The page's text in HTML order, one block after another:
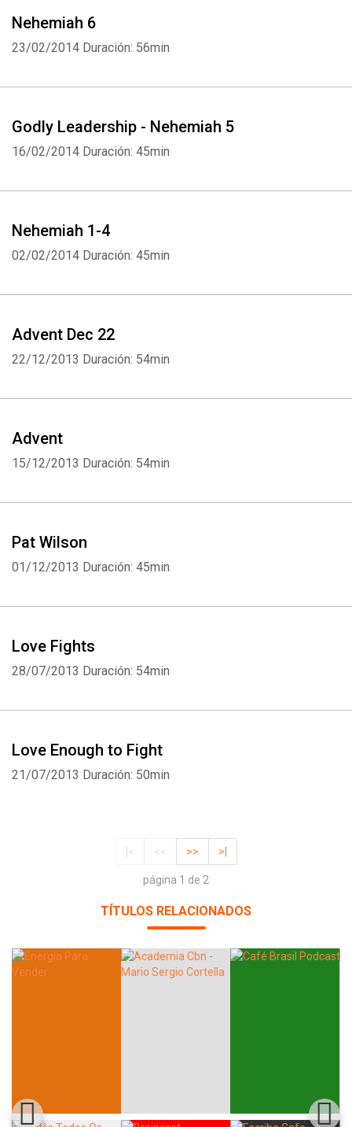
Nehemiah 6
23/02/2014 Duración: 56min
Godly Leadership - Nehemiah 5
16/02/2014 Duración: 45min
Nehemiah 1-4
02/02/2014 Duración: 45min
Advent Dec 22
22/12/2013 Duración: 54min
Advent
15/12/2013 Duración: 54min
Pat Wilson
01/12/2013 Duración: 45min
Love Fights
28/07/2013 Duración: 54min
Love Enough to Fight
21/07/2013 Duración: 50min
|< << >> >|
página 1 de 2
TÍTULOS RELACIONADOS